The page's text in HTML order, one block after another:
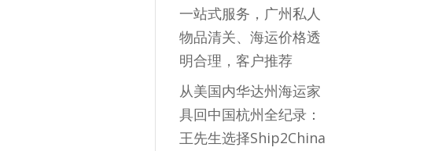
一站式服务，广州私人
物品清关、海运价格透
明合理，客户推荐
从美国内华达州海运家
具回中国杭州全纪录：
王先生选择Ship2China